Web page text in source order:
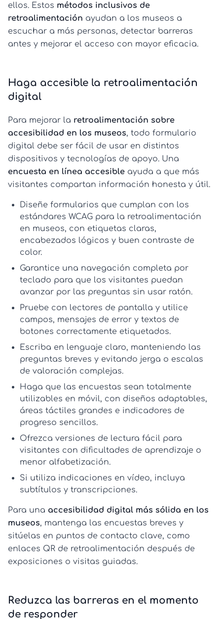
ellos. Estos métodos inclusivos de
retroalimentación ayudan a los museos a
escuchar a más personas, detectar barreras
antes y mejorar el acceso con mayor eficacia.
Haga accesible la retroalimentación
digital
Para mejorar la retroalimentación sobre
accesibilidad en los museos, todo formulario
digital debe ser fácil de usar en distintos
dispositivos y tecnologías de apoyo. Una
encuesta en línea accesible ayuda a que más
visitantes compartan información honesta y útil.
Diseñe formularios que cumplan con los
estándares WCAG para la retroalimentación
en museos, con etiquetas claras,
encabezados lógicos y buen contraste de
color.
Garantice una navegación completa por
teclado para que los visitantes puedan
avanzar por las preguntas sin usar ratón.
Pruebe con lectores de pantalla y utilice
campos, mensajes de error y textos de
botones correctamente etiquetados.
Escriba en lenguaje claro, manteniendo las
preguntas breves y evitando jerga o escalas
de valoración complejas.
Haga que las encuestas sean totalmente
utilizables en móvil, con diseños adaptables,
áreas táctiles grandes e indicadores de
progreso sencillos.
Ofrezca versiones de lectura fácil para
visitantes con dificultades de aprendizaje o
menor alfabetización.
Si utiliza indicaciones en vídeo, incluya
subtítulos y transcripciones.
Para una accesibilidad digital más sólida en los
museos, mantenga las encuestas breves y
sitúelas en puntos de contacto clave, como
enlaces QR de retroalimentación después de
exposiciones o visitas guiadas.
Reduzca las barreras en el momento
de responder